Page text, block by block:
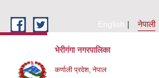
English
नेपाली
भेरीगंगा नगरपालिका
कर्णाली प्रदेश, नेपाल